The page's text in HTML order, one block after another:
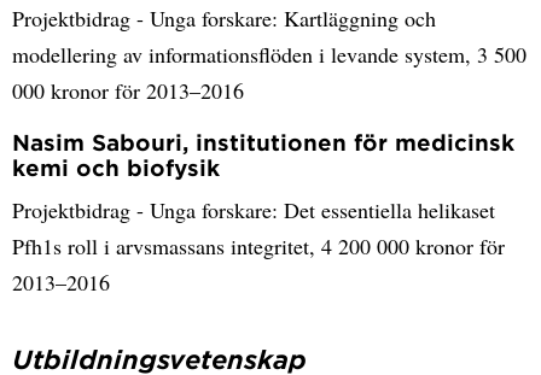
Projektbidrag - Unga forskare: Kartläggning och
modellering av informationsflöden i levande system, 3 500
000 kronor för 2013–2016
Nasim Sabouri, institutionen för medicinsk
kemi och biofysik
Projektbidrag - Unga forskare: Det essentiella helikaset
Pfh1s roll i arvsmassans integritet, 4 200 000 kronor för
2013–2016
Utbildningsvetenskap